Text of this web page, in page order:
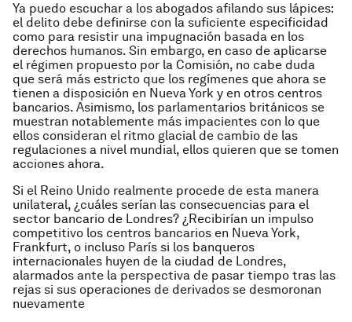
Ya puedo escuchar a los abogados afilando sus lápices:
el delito debe definirse con la suficiente especificidad
como para resistir una impugnación basada en los
derechos humanos. Sin embargo, en caso de aplicarse
el régimen propuesto por la Comisión, no cabe duda
que será más estricto que los regímenes que ahora se
tienen a disposición en Nueva York y en otros centros
bancarios. Asimismo, los parlamentarios británicos se
muestran notablemente más impacientes con lo que
ellos consideran el ritmo glacial de cambio de las
regulaciones a nivel mundial, ellos quieren que se tomen
acciones ahora.
Si el Reino Unido realmente procede de esta manera
unilateral, ¿cuáles serían las consecuencias para el
sector bancario de Londres? ¿Recibirían un impulso
competitivo los centros bancarios en Nueva York,
Frankfurt, o incluso París si los banqueros
internacionales huyen de la ciudad de Londres,
alarmados ante la perspectiva de pasar tiempo tras las
rejas si sus operaciones de derivados se desmoronan
nuevamente